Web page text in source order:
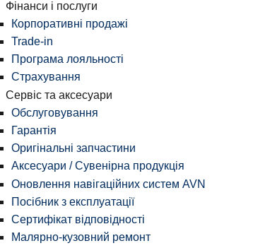
Фінанси і послуги
Корпоративні продажі
Trade-in
Програма лояльності
Страхування
Сервіс та аксесуари
Обслуговування
Гарантія
Оригінальні запчастини
Аксесуари / Сувенірна продукція
Оновлення навігаційних систем AVN
Посібник з експлуатації
Сертифікат відповідності
Малярно-кузовний ремонт